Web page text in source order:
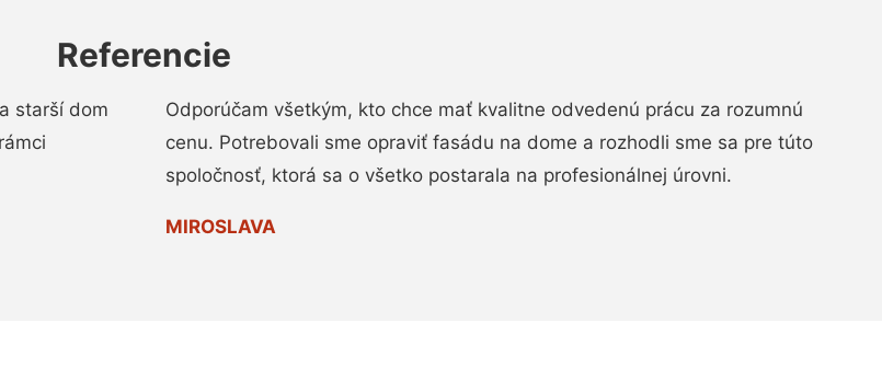
Referencie
starší dom
Odporúčam všetkým, kto chce mať kvalitne odvedenú prácu za rozumnú
cenu. Potrebovali sme opraviť fasádu na dome a rozhodli sme sa pre túto
spoločnosť, ktorá sa o všetko postarala na profesionálnej úrovni.
MIROSLAVA